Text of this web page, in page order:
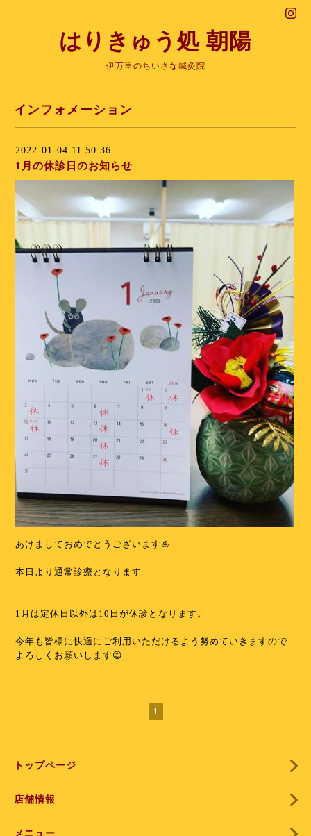
はりきゅう処 朝陽
伊万里のちいさな鍼灸院
インフォメーション
2022-01-04 11:50:36
1月の休診日のお知らせ
あけましておめでとうございます🎍
本日より通常診療となります
1月は定休日以外は10日が休診となります。
今年も皆様に快適にご利用いただけるよう努めていきますので
よろしくお願いします😊
1
トップページ
店舗情報
メニュー